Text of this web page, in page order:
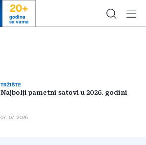
20+
godina
sa vama
TRŽIŠTE
Najbolji pametni satovi u 2026. godini
07. 07. 2026.